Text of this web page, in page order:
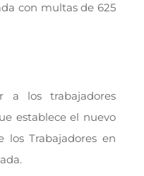
con multas de 625
a los trabajadores
establece el nuevo
Trabajadores en